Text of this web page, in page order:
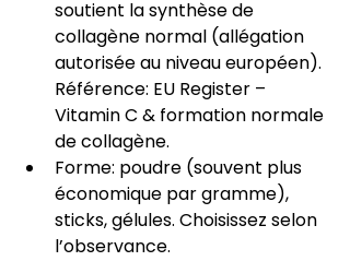
soutient la synthèse de
collagène normal (allégation
autorisée au niveau européen).
Référence: EU Register –
Vitamin C & formation normale
de collagène.
Forme: poudre (souvent plus
économique par gramme),
sticks, gélules. Choisissez selon
l’observance.